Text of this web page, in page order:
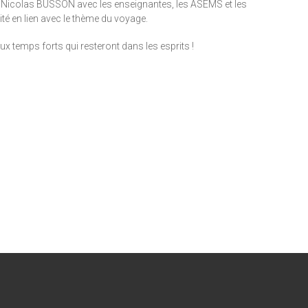
BUSSON avec les enseignantes, les ASEMS et les
en lien avec le thème du voyage.
temps forts qui resteront dans les esprits !